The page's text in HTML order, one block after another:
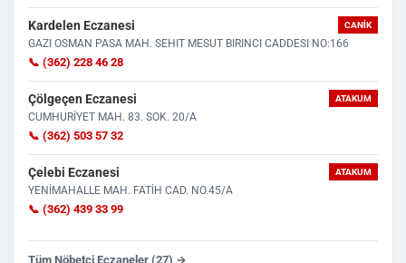
Kardelen Eczanesi CANIK
GAZI OSMAN PASA MAH. SEHIT MESUT BIRINCI CADDESI NO:166
📞 (362) 228 46 28
Çölgeçen Eczanesi ATAKUM
CUMHURİYET MAH. 83. SOK. 20/A
📞 (362) 503 57 32
Çelebi Eczanesi ATAKUM
YENİMAHALLE MAH. FATİH CAD. NO.45/A
📞 (362) 439 33 99
Tüm Nöbetçi Eczaneler (27) →